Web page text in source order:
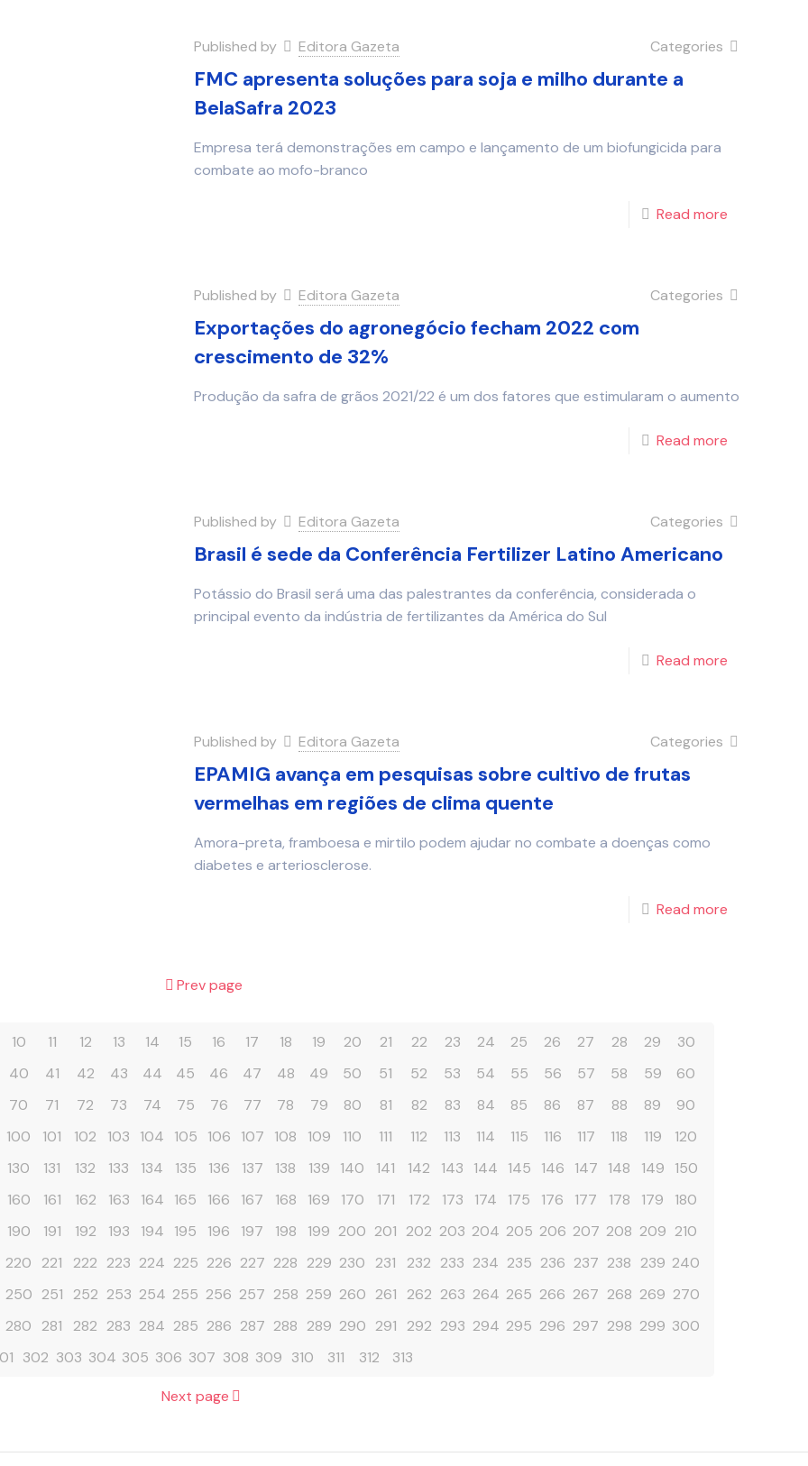
Published by Editora Gazeta Categories
FMC apresenta soluções para soja e milho durante a
BelaSafra 2023
Empresa terá demonstrações em campo e lançamento de um biofungicida para
combate ao mofo-branco
Read more
Published by Editora Gazeta Categories
Exportações do agronegócio fecham 2022 com
crescimento de 32%
Produção da safra de grãos 2021/22 é um dos fatores que estimularam o aumento
Read more
Published by Editora Gazeta Categories
Brasil é sede da Conferência Fertilizer Latino Americano
Potássio do Brasil será uma das palestrantes da conferência, considerada o
principal evento da indústria de fertilizantes da América do Sul
Read more
Published by Editora Gazeta Categories
EPAMIG avança em pesquisas sobre cultivo de frutas
vermelhas em regiões de clima quente
Amora-preta, framboesa e mirtilo podem ajudar no combate a doenças como
diabetes e arteriosclerose.
Read more
Prev page
10 11 12 13 14 15 16 17 18 19 20 21 22 23 24 25 26 27 28 29
30
40 41 42 43 44 45 46 47 48 49 50 51 52 53 54 55 56 57 58 59
60
70 71 72 73 74 75 76 77 78 79 80 81 82 83 84 85 86 87 88 89
90
100 101 102 103 104 105 106 107 108 109 110 111 112 113 114 115 116 117 118 119
120
130 131 132 133 134 135 136 137 138 139 140 141 142 143 144 145 146 147 148 149
150
160 161 162 163 164 165 166 167 168 169 170 171 172 173 174 175 176 177 178 179
180
190 191 192 193 194 195 196 197 198 199 200 201 202 203 204 205 206 207 208 209 210
220 221 222 223 224 225 226 227 228 229 230 231 232 233 234 235 236 237 238 239 240
250 251 252 253 254 255 256 257 258 259 260 261 262 263 264 265 266 267 268 269 270
280 281 282 283 284 285 286 287 288 289 290 291 292 293 294 295 296 297 298 299 300
302 303 304 305 306 307 308 309 310 311 312 313
Next page